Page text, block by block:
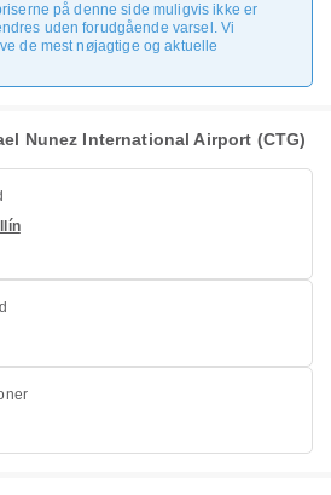
på denne side muligvis ikke er
uden forudgående varsel. Vi
de mest nøjagtige og aktuelle
Nunez International Airport (CTG)